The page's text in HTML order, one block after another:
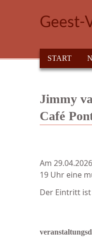
Geest-
START
Jimmy
Café
Am
19 Uhr eine
Der Eintritt